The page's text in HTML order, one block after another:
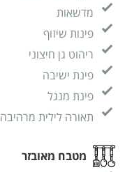
מדשאות
פינות שיזוף
ריהוט גן חיצוני
פינת ישיבה
פינת מנגל
תאורה לילית מרהיבה
מטבח מאובזר